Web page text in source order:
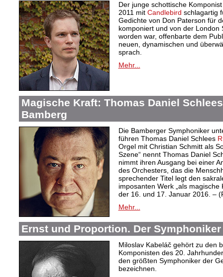
Der junge schottische
2011 mit Candlebird schlagartig
Gedichte von Don Paterson für
komponiert und von der London
worden war, offenbarte dem
neuen, dynamischen und
sprach.
Mehr...
Magische Kraft: Thomas Daniel
Bamberg
Die Bamberger Symphoniker
führen Thomas Daniel Schlees
Orgel mit Christian Schmitt als
Szene“ nennt Thomas Daniel
nimmt ihren Ausgang bei einer
des Orchesters, das die
sprechender Titel legt den
imposanten Werk „als
der 16. und 17. Januar 2016. –
Mehr...
Ernst und Proportion. Der
Miloslav Kabeláč gehört zu den
Komponisten des 20.
den größten Symphoniker der
bezeichnen.